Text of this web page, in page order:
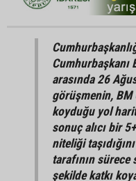
Cumhurbaşkanı
arasında 26
görüşmenin, BM
koyduğu yol
sonuç alıcı bir
niteliği
tarafının sürece
şekilde katkı